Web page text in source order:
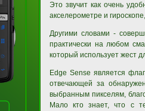
Это звучит как очень
акселерометре и
Другими словами -
практически на любом
который использует жест
Edge Sense является
отвечающей за
выбранным пикселям,
Мало кто знает, что с